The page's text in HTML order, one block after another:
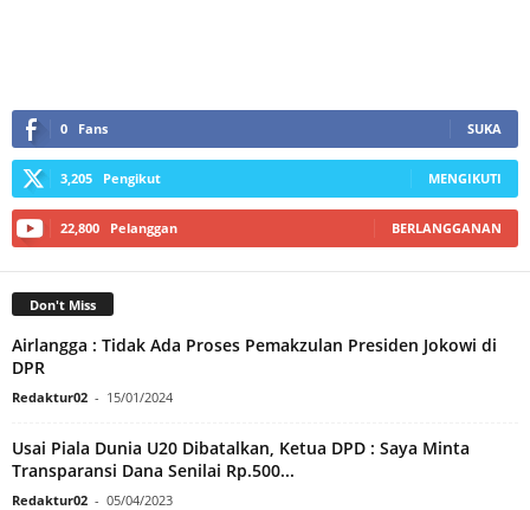
0 Fans SUKA
3,205 Pengikut MENGIKUTI
22,800 Pelanggan BERLANGGANAN
Don't Miss
Airlangga : Tidak Ada Proses Pemakzulan Presiden Jokowi di
DPR
Redaktur02 - 15/01/2024
Usai Piala Dunia U20 Dibatalkan, Ketua DPD : Saya Minta
Transparansi Dana Senilai Rp.500...
Redaktur02 - 05/04/2023